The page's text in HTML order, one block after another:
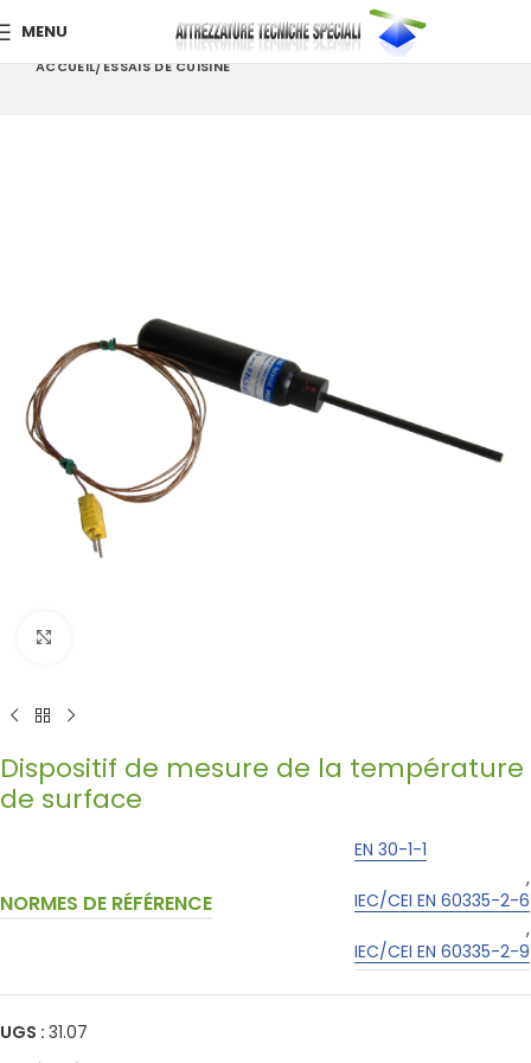
MENU
ACCUEIL ESSAIS DE CUISINE
Dispositif de mesure de la température
de surface
NORMES DE RÉFÉRENCE
EN 30-1-1
,
IEC/CEI EN 60335-2-6
,
IEC/CEI EN 60335-2-9
UGS : 31.07